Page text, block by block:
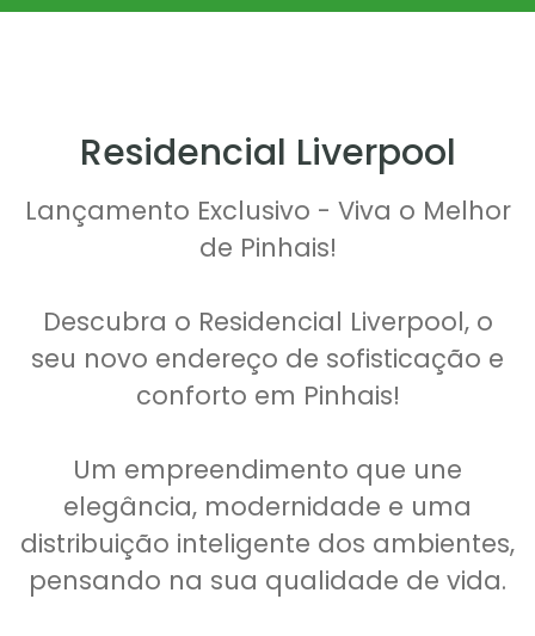
Residencial Liverpool
Lançamento Exclusivo - Viva o Melhor
de Pinhais!
Descubra o Residencial Liverpool, o
seu novo endereço de sofisticação e
conforto em Pinhais!
Um empreendimento que une
elegância, modernidade e uma
distribuição inteligente dos ambientes,
pensando na sua qualidade de vida.